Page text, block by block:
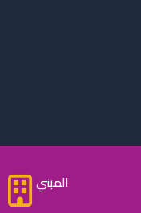
المبني